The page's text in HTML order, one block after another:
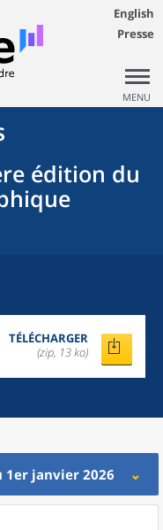
English
Presse
MENU
édition du
TÉLÉCHARGER
(zip, 13 ko)
1er janvier 2026